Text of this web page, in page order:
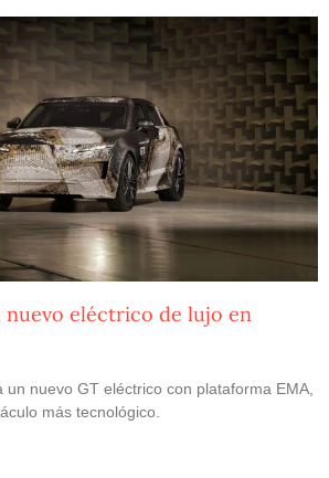
nuevo eléctrico de lujo en
un nuevo GT eléctrico con plataforma EMA,
más tecnológico.